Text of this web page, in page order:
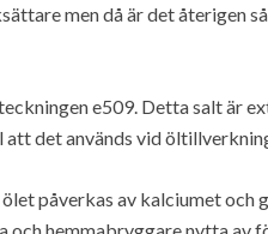
men då är det återigen
e509. Detta salt är
det används vid
påverkas av kalciumet och